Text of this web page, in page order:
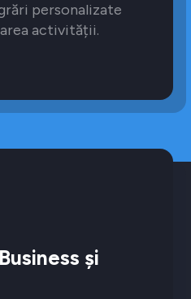
personalizate
activității.
și